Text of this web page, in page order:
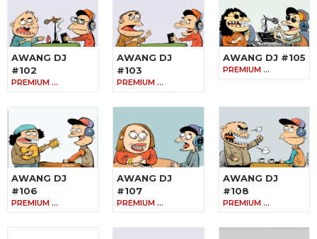
AWANG DJ
#102
PREMIUM …
AWANG DJ
#103
PREMIUM …
AWANG DJ #105
PREMIUM …
AWANG DJ
#106
PREMIUM …
AWANG DJ
#107
PREMIUM …
AWANG DJ
#108
PREMIUM …